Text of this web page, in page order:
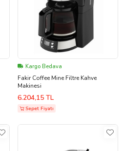
Kargo Bedava
Fakir Coffee Mine Filtre Kahve
Makinesi
6.204,15 TL
Sepet Fiyatı